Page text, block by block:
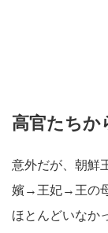
高官たちか
意外だが、朝鮮
嬪→王妃→王の
ほとんどいなか